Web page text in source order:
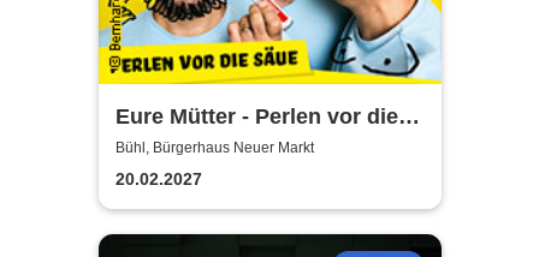
Eure Mütter - Perlen vor die
Säue - Das Best Of zum
Jubiläum
Bühl, Bürgerhaus Neuer Markt
20.02.2027